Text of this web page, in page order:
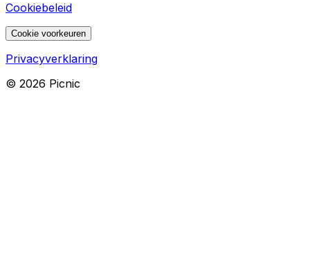
Cookiebeleid
Cookie voorkeuren
Privacyverklaring
© 2026 Picnic